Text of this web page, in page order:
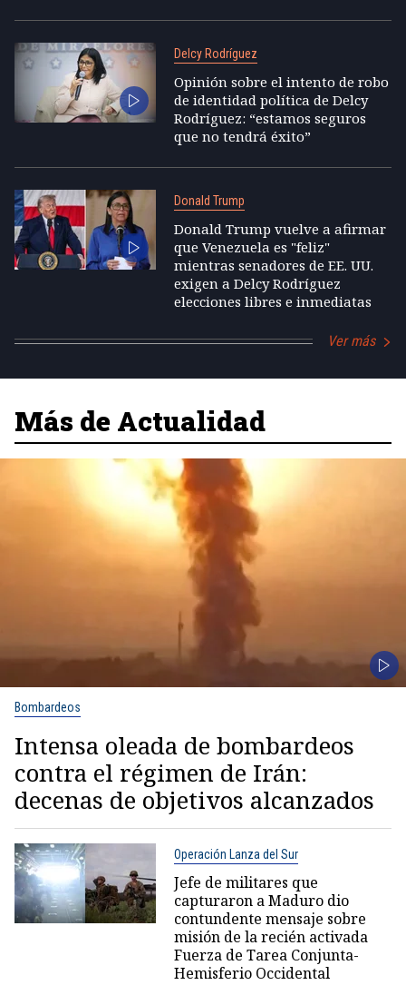
Delcy Rodríguez
Opinión sobre el intento de robo
de identidad política de Delcy
Rodríguez: “estamos seguros
que no tendrá éxito”
Donald Trump
Donald Trump vuelve a afirmar
que Venezuela es "feliz"
mientras senadores de EE. UU.
exigen a Delcy Rodríguez
elecciones libres e inmediatas
Ver más
Más de Actualidad
Bombardeos
Intensa oleada de bombardeos
contra el régimen de Irán:
decenas de objetivos alcanzados
Operación Lanza del Sur
Jefe de militares que
capturaron a Maduro dio
contundente mensaje sobre
misión de la recién activada
Fuerza de Tarea Conjunta-
Hemisferio Occidental